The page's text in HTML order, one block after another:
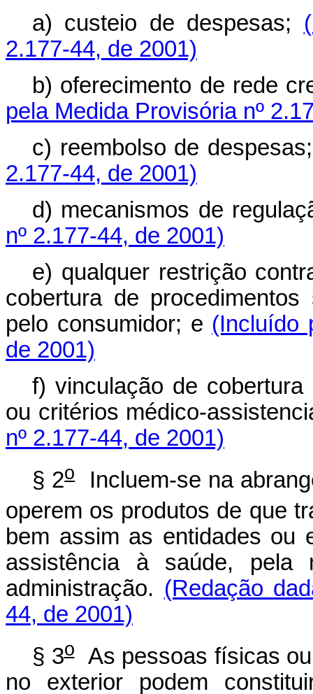
a) custeio de despesas;
2.177-44, de 2001)
b) oferecimento de rede
pela Medida Provisória nº
c) reembolso de
2.177-44, de 2001)
d) mecanismos de
nº 2.177-44, de 2001)
e) qualquer restrição
cobertura de
pelo consumidor; e (Incluído
de 2001)
f) vinculação de
ou critérios médico-
nº 2.177-44, de 2001)
§ 2oIncluem-se na
operem os produtos de que
bem assim as entidades ou
assistência à saúde, pela
administração. (Redação
44, de 2001)
§ 3oAs pessoas físicas ou
no exterior podem